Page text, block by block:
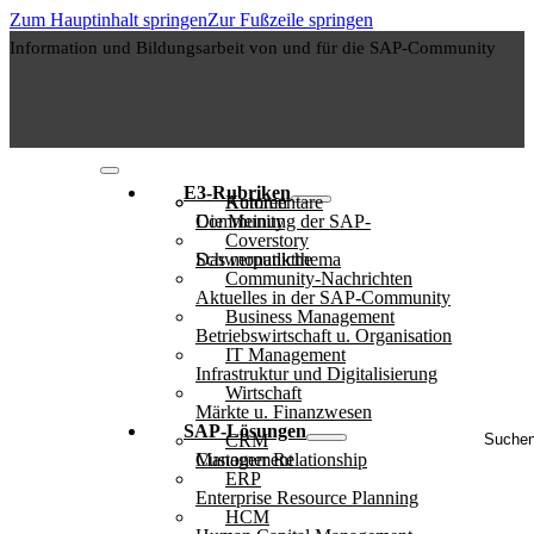
Zum Hauptinhalt springenZur Fußzeile springen
Information und Bildungsarbeit von und für die SAP-Community
E3-Rubriken
Autoren
Kommentare
Die Meinung der SAP-Community
Coverstory
Das monatliche Schwerpunktthema
Community-Nachrichten
Aktuelles in der SAP-Community
Business Management
Betriebswirtschaft u. Organisation
IT Management
Infrastruktur und Digitalisierung
Wirtschaft
Märkte u. Finanzwesen
SAP-Lösungen
CRM
Customer Relationship Management
ERP
Enterprise Resource Planning
HCM
..